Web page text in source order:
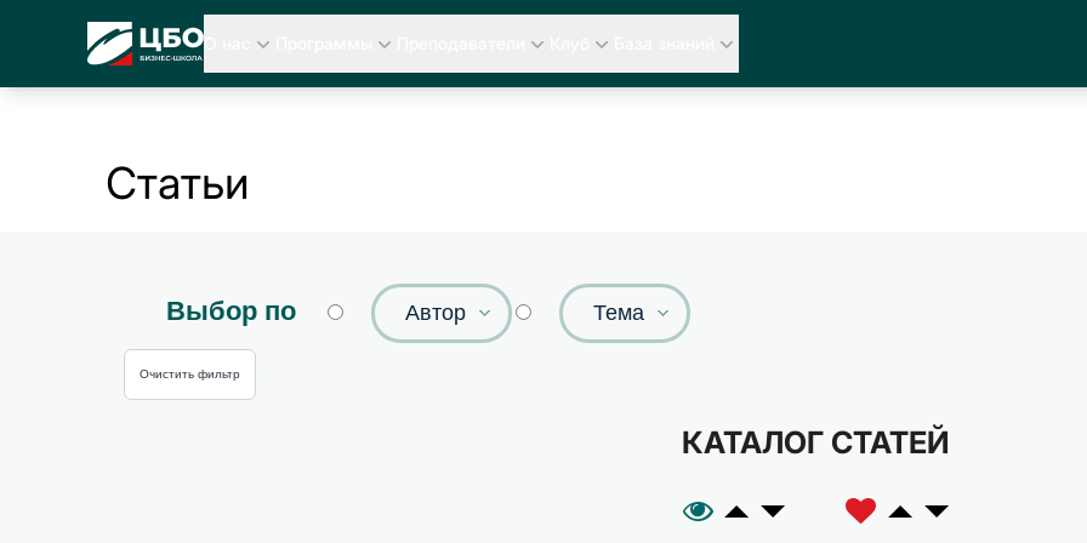
CBO
Статьи
Выбор по Автор Тема
Очистить фильтр
КАТАЛОГ СТАТЕЙ
A C